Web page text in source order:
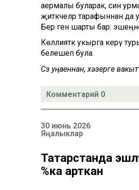
аермалы буларак, син
җитәкчеләр тарафыннан да
Бер генә шарты бар:
Көллияткә укырга керү
белешеп була.
Сүз уңаеннан, хәзерге
Комментарий 0
30 июнь 2026
Яңалыклар
Татарстанда
%ка арткан